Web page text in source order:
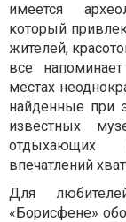
имеется
который
жителей,
все
местах
найденные при
известных
отдыхающих
впечатлений
Для
«Борисфене»